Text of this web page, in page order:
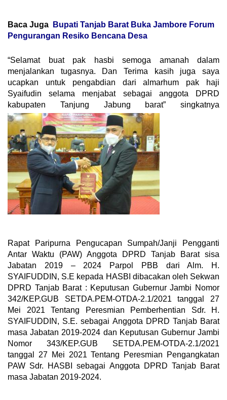
Baca Juga
Bupati Tanjab Barat Buka Jambore Forum
Pengurangan Resiko Bencana Desa
“Selamat buat pak hasbi semoga amanah dalam
menjalankan tugasnya. Dan Terima kasih juga saya
ucapkan untuk pengabdian dari almarhum pak haji
Syaifudin selama menjabat sebagai anggota DPRD
kabupaten Tanjung Jabung barat” singkatnya
Rapat Paripurna Pengucapan Sumpah/Janji Pengganti
Antar Waktu (PAW) Anggota DPRD Tanjab Barat sisa
Jabatan 2019 – 2024 Parpol PBB dari Alm. H.
SYAIFUDDIN, S.E kepada HASBI dibacakan oleh Sekwan
DPRD Tanjab Barat : Keputusan Gubernur Jambi Nomor
342/KEP.GUB SETDA.PEM-OTDA-2.1/2021 tanggal 27
Mei 2021 Tentang Peresmian Pemberhentian Sdr. H.
SYAIFUDDIN, S.E. sebagai Anggota DPRD Tanjab Barat
masa Jabatan 2019-2024 dan Keputusan Gubernur Jambi
Nomor 343/KEP.GUB SETDA.PEM-OTDA-2.1/2021
tanggal 27 Mei 2021 Tentang Peresmian Pengangkatan
PAW Sdr. HASBI sebagai Anggota DPRD Tanjab Barat
masa Jabatan 2019-2024.